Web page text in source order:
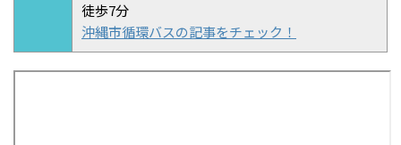
徒歩7分
沖縄市循環バスの記事をチェック！